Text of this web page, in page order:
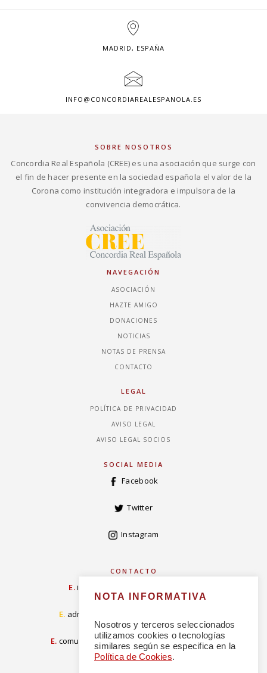
MADRID, ESPAÑA
INFO@CONCORDIAREALESPANOLA.ES
SOBRE NOSOTROS
Concordia Real Española (CREE) es una asociación que surge con
el fin de hacer presente en la sociedad española el valor de la
Corona como institución integradora e impulsora de la
convivencia democrática.
NAVEGACIÓN
ASOCIACIÓN
HAZTE AMIGO
DONACIONES
NOTICIAS
NOTAS DE PRENSA
CONTACTO
LEGAL
POLÍTICA DE PRIVACIDAD
AVISO LEGAL
AVISO LEGAL SOCIOS
SOCIAL MEDIA
Facebook
Twitter
Instagram
CONTACTO
E.info@concordiarealespanola.es
E. admision@concordiarealespanola.es
E. comunicacion@concordiarealespanola.es
NOTA INFORMATIVA
Nosotros y terceros seleccionados
utilizamos cookies o tecnologías
similares según se especifica en la
Política de Cookies.